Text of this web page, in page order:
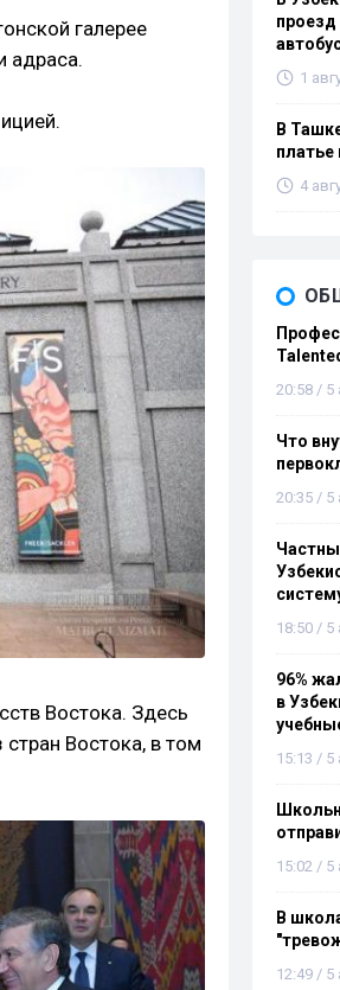
галерее
адраса.
Востока. Здесь
Востока, в том
1
В
платье
4
20:58 / 5
Что
20:35 / 5
18:50 / 5
96%
в
15:13 / 5
15:02 / 5
В
12:49 / 5